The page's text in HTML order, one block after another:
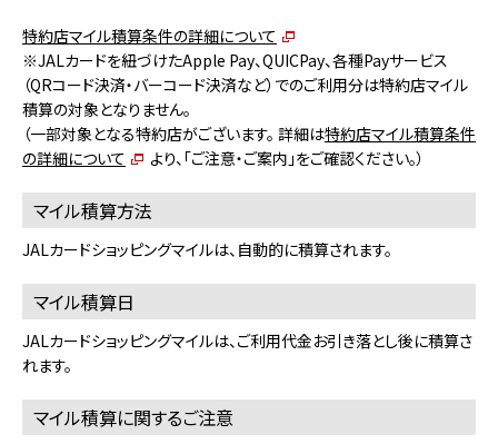
特約店マイル積算条件の詳細について
※JALカードを紐づけたApple Pay、QUICPay、各種Payサービス
（QRコード決済・バーコード決済など）でのご利用分は特約店マイル
積算の対象となりません。
（一部対象となる特約店がございます。 詳細は特約店マイル積算条件
の詳細について
より、「ご注意・ご案内」をご確認ください。）
マイル積算方法
JALカードショッピングマイルは、自動的に積算されます。
マイル積算日
JALカードショッピングマイルは、ご利用代金お引き落とし後に積算さ
れます。
マイル積算に関するご注意